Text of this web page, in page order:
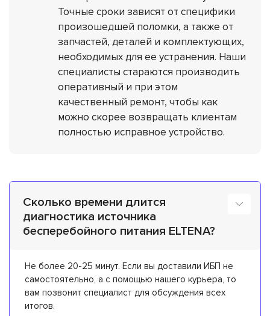
Точные сроки зависят от специфики
произошедшей поломки, а также от
запчастей, деталей и комплектующих,
необходимых для ее устранения. Наши
специалисты стараются производить
оперативный и при этом
качественный ремонт, чтобы как
можно скорее возвращать клиентам
полностью исправное устройство.
Сколько времени длится
диагностика источника
бесперебойного питания ELTENA?
Не более 20-25 минут. Если вы доставили ИБП не
самостоятельно, а с помощью нашего курьера, то
вам позвонит специалист для обсуждения всех
итогов.